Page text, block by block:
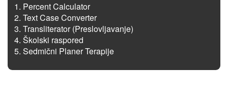
Percent Calculator
Text Case Converter
Transliterator (Preslovljavanje)
Školski raspored
Sedmični Planer Terapije